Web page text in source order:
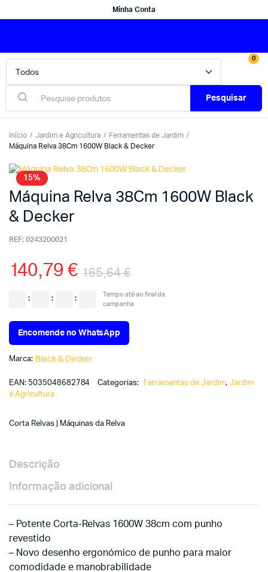
Minha Conta
0
Pesquisar
Início Jardim e Agricultura
Ferramentas de Jardim
Máquina Relva 38Cm 1600W Black & Decker
15%
Máquina Relva 38Cm 1600W Black
& Decker
REF: 0243200021
165,64€
140,79€
: : :
Tempo até ao final da
campanha
Encomende no WhatsApp
Marca: Black & Decker
EAN: 5035048682784 Categorias: Ferramentas de Jardim,Jardim
e Agricultura
Corta Relvas | Máquinas da Relva
Descrição
Informação adicional
– Potente Corta-Relvas 1600W 38cm com punho
revestido
– Novo desenho ergonómico de punho para maior
comodidade e manobrabilidade